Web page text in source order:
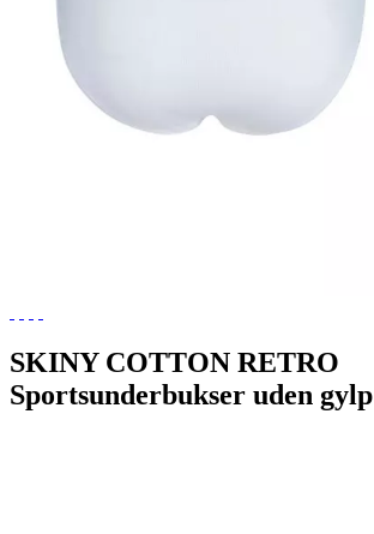
SKINY COTTON RETRO
Sportsunderbukser uden gylp